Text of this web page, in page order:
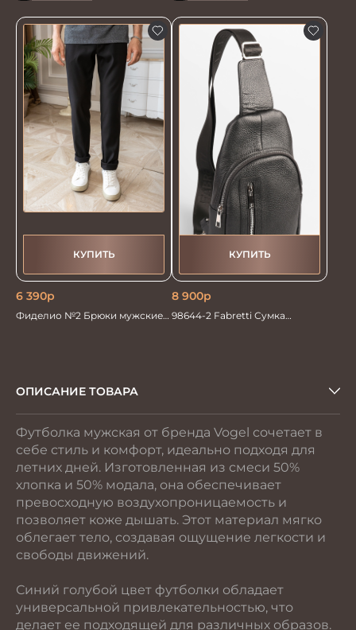
КУПИТЬ
6 390р
Фиделио №2 Брюки мужские
КУПИТЬ
8 900р
98644-2 Fabretti Сумка
ОПИСАНИЕ ТОВАРА
Футболка мужская от бренда Vogel сочетает в
себе стиль и комфорт, идеально подходя для
летних дней. Изготовленная из смеси 50%
хлопка и 50% модала, она обеспечивает
превосходную воздухопроницаемость и
позволяет коже дышать. Этот материал мягко
облегает тело, создавая ощущение легкости и
свободы движений.
Синий голубой цвет футболки обладает
универсальной привлекательностью, что
делает ее подходящей для различных образов.